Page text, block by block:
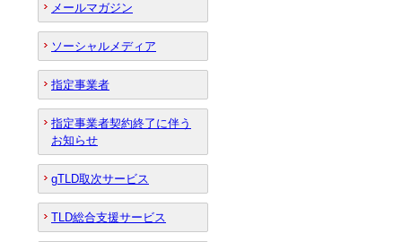
メールマガジン
ソーシャルメディア
指定事業者
指定事業者契約終了に伴う
お知らせ
gTLD取次サービス
TLD総合支援サービス